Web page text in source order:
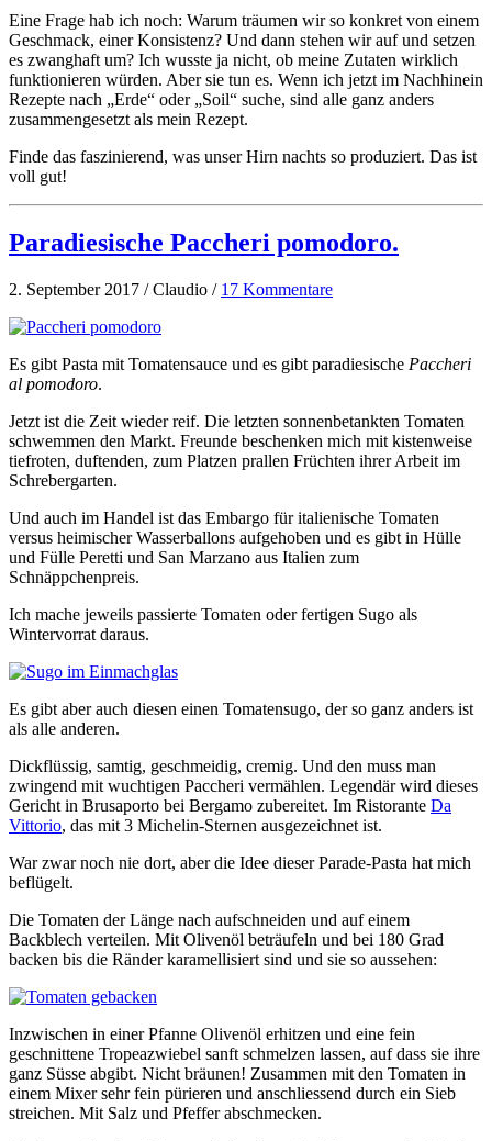
Eine Frage hab ich noch: Warum träumen wir so konkret von einem
Geschmack, einer Konsistenz? Und dann stehen wir auf und setzen
es zwanghaft um? Ich wusste ja nicht, ob meine Zutaten wirklich
funktionieren würden. Aber sie tun es. Wenn ich jetzt im Nachhinein
Rezepte nach „Erde“ oder „Soil“ suche, sind alle ganz anders
zusammengesetzt als mein Rezept.
Finde das faszinierend, was unser Hirn nachts so produziert. Das ist
voll gut!
Paradiesische Paccheri pomodoro.
2. September 2017 / Claudio / 17 Kommentare
Es gibt Pasta mit Tomatensauce und es gibt paradiesische Paccheri
al pomodoro.
Jetzt ist die Zeit wieder reif. Die letzten sonnenbetankten Tomaten
schwemmen den Markt. Freunde beschenken mich mit kistenweise
tiefroten, duftenden, zum Platzen prallen Früchten ihrer Arbeit im
Schrebergarten.
Und auch im Handel ist das Embargo für italienische Tomaten
versus heimischer Wasserballons aufgehoben und es gibt in Hülle
und Fülle Peretti und San Marzano aus Italien zum
Schnäppchenpreis.
Ich mache jeweils passierte Tomaten oder fertigen Sugo als
Wintervorrat daraus.
Es gibt aber auch diesen einen Tomatensugo, der so ganz anders ist
als alle anderen.
Dickflüssig, samtig, geschmeidig, cremig. Und den muss man
zwingend mit wuchtigen Paccheri vermählen. Legendär wird dieses
Gericht in Brusaporto bei Bergamo zubereitet. Im Ristorante Da
Vittorio, das mit 3 Michelin-Sternen ausgezeichnet ist.
War zwar noch nie dort, aber die Idee dieser Parade-Pasta hat mich
beflügelt.
Die Tomaten der Länge nach aufschneiden und auf einem
Backblech verteilen. Mit Olivenöl beträufeln und bei 180 Grad
backen bis die Ränder karamellisiert sind und sie so aussehen:
Inzwischen in einer Pfanne Olivenöl erhitzen und eine fein
geschnittene Tropeazwiebel sanft schmelzen lassen, auf dass sie ihre
ganz Süsse abgibt. Nicht bräunen! Zusammen mit den Tomaten in
einem Mixer sehr fein pürieren und anschliessend durch ein Sieb
streichen. Mit Salz und Pfeffer abschmecken.